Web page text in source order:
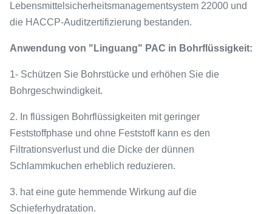
Lebensmittelsicherheitsmanagementsystem 22000 und
die HACCP-Auditzertifizierung bestanden.
Anwendung von "Linguang" PAC in Bohrflüssigkeit:
1- Schützen Sie Bohrstücke und erhöhen Sie die
Bohrgeschwindigkeit.
2. In flüssigen Bohrflüssigkeiten mit geringer
Feststoffphase und ohne Feststoff kann es den
Filtrationsverlust und die Dicke der dünnen
Schlammkuchen erheblich reduzieren.
3. hat eine gute hemmende Wirkung auf die
Schieferhydratation.